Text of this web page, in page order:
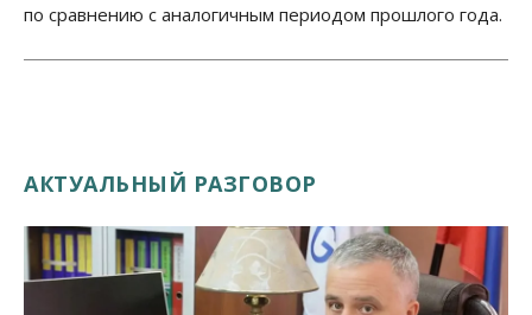
по сравнению с аналогичным периодом прошлого года.
АКТУАЛЬНЫЙ РАЗГОВОР